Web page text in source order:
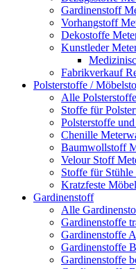
Gardinenstoff
Vorhangstoff
Dekostoffe
Kunstleder
Fabrikverkauf
Polsterstoffe /
Alle
Stoffe für
Polsterstoffe
Chenille
Baumwollstoff
Velour Stoff
Stoffe für
Kratzfeste
Gardinenstoff
Alle
Gardinenstoffe
Gardinenstoffe
Gardinenstoffe
Gardinenstoffe